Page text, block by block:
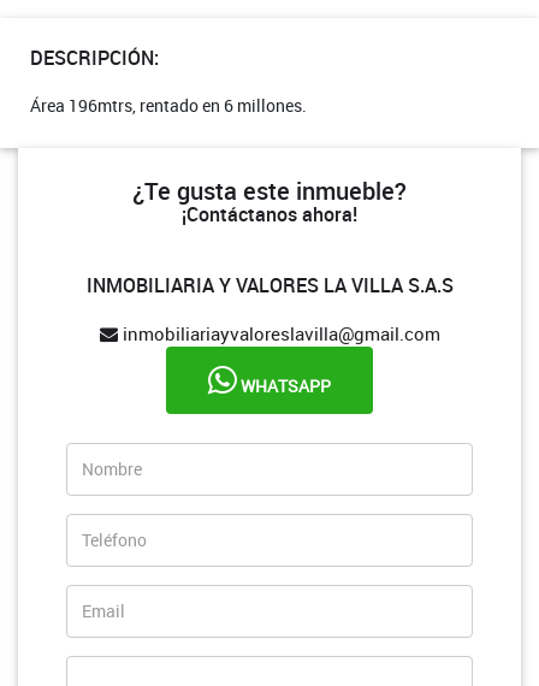
DESCRIPCIÓN:
Área 196mtrs, rentado en 6 millones.
¿Te gusta este inmueble?
¡Contáctanos ahora!
INMOBILIARIA Y VALORES LA VILLA S.A.S
inmobiliariayvaloreslavilla@gmail.com
WHATSAPP